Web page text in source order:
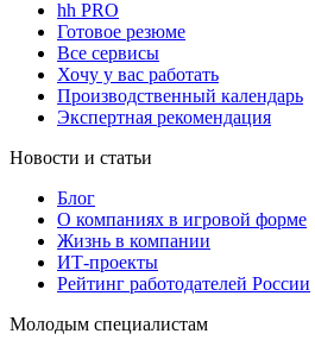
hh PRO
Готовое резюме
Все сервисы
Хочу у вас работать
Производственный календарь
Экспертная рекомендация
Новости и статьи
Блог
О компаниях в игровой форме
Жизнь в компании
ИТ-проекты
Рейтинг работодателей России
Молодым специалистам